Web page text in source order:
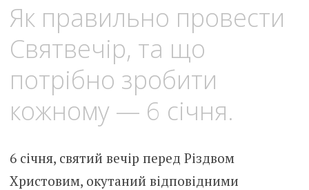
Як правильно провести
Святвечір, та що
потрібно зробити
кожному — 6 січня.
6 січня, святий вечір перед Різдвом
Христовим, окутаний відповідними